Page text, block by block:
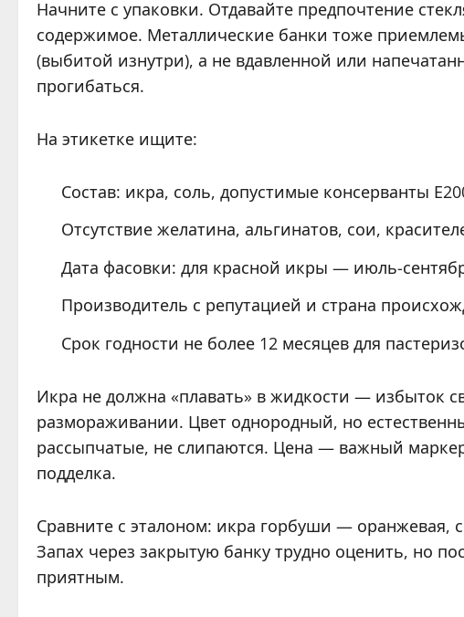
Начните с упаковки. Отдавайте предпочтение
содержимое. Металлические банки тоже
(выбитой изнутри), а не вдавленной или
прогибаться.
На этикетке ищите:
Состав: икра, соль, допустимые консерванты
Отсутствие желатина, альгинатов, сои,
Дата фасовки: для красной икры — июль-
Производитель с репутацией и страна
Срок годности не более 12 месяцев для
Икра не должна «плавать» в жидкости — избыток
размораживании. Цвет однородный, но
рассыпчатые, не слипаются. Цена — важный
подделка.
Сравните с эталоном: икра горбуши — оранжевая,
Запах через закрытую банку трудно оценить, но
приятным.